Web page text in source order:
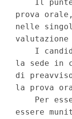
Il
prova
nelle
I
la sede in
di
la prova
Per
essere